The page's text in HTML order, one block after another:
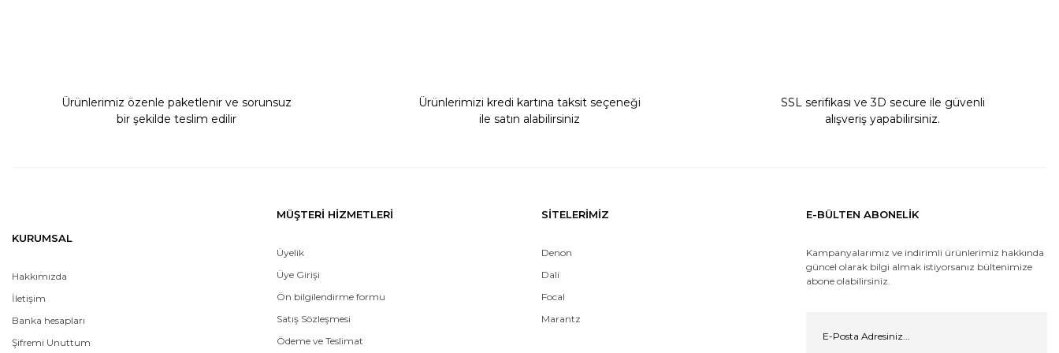
Gönder
Ürünlerimiz özenle paketlenir ve sorunsuz
bir şekilde teslim edilir
Ürünlerimizi kredi kartına taksit seçeneği
ile satın alabilirsiniz
SSL serifikası ve 3D secure ile güvenli
alışveriş yapabilirsiniz.
KURUMSAL
Hakkımızda
İletişim
Banka hesapları
Şifremi Unuttum
MÜŞTERİ HİZMETLERİ
Üyelik
Üye Girişi
Ön bilgilendirme formu
Satış Sözleşmesi
Ödeme ve Teslimat
SİTELERİMİZ
Denon
Dali
Focal
Marantz
E-BÜLTEN ABONELİK
Kampanyalarımız ve indirimli ürünlerimiz hakkında
güncel olarak bilgi almak istiyorsanız bültenimize
abone olabilirsiniz.